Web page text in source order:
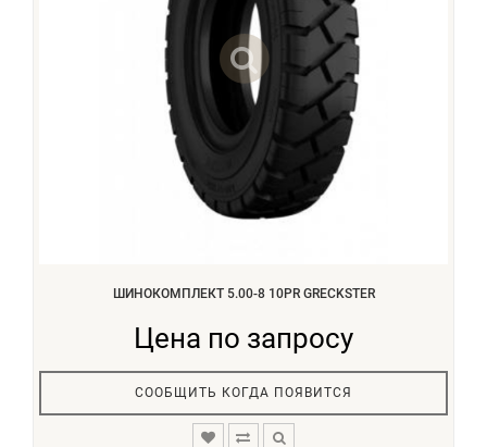
ШИНОКОМПЛЕКТ 5.00-8 10PR GRECKSTER
Цена по запросу
СООБЩИТЬ КОГДА ПОЯВИТСЯ